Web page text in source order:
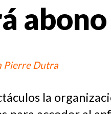
la
Pierre Dutra